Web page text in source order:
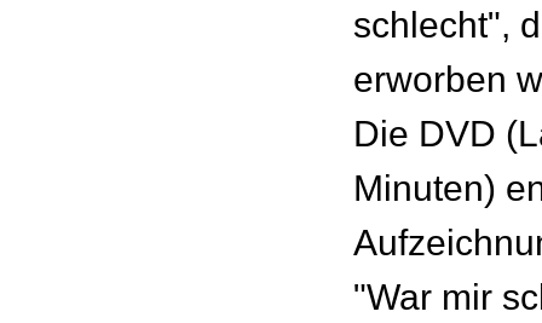
schlecht",
erworben
Die DVD
Minuten)
"War mir